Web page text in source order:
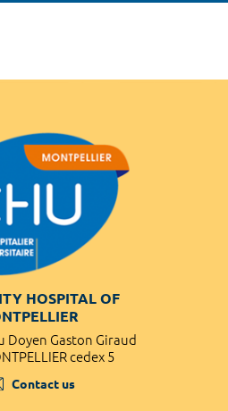
HOSPITAL OF
Doyen Gaston Giraud
cedex 5
Contact us